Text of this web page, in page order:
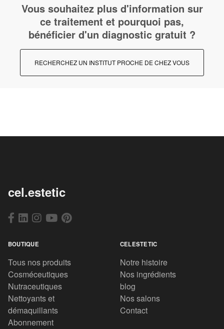
Vous souhaitez plus d'information sur
ce traitement et pourquoi pas,
bénéficier d'un diagnostic gratuit ?
RECHERCHEZ UN INSTITUT PROCHE DE CHEZ VOUS
cel.estetic
BOUTIQUE
Tous nos produits
Cosméceutiques
Nutraceutiques
Nettoyants et
démaquillants
Abonnement
CELESTETIC
Notre histoire
Nos ingrédients
blog
Nos salons
Contact